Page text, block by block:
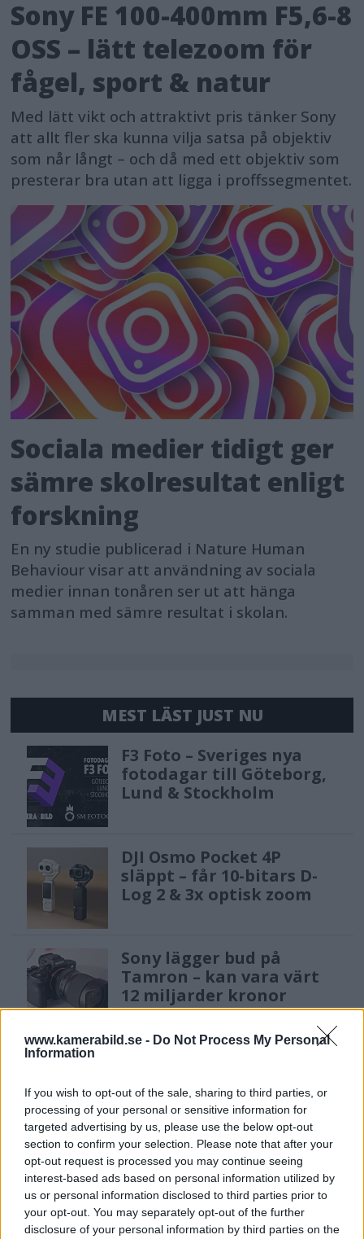
www.kamerabild.se - Do Not Process My Personal
Information
If you wish to opt-out of the sale, sharing to third parties, or
processing of your personal or sensitive information for
targeted advertising by us, please use the below opt-out
section to confirm your selection. Please note that after your
opt-out request is processed you may continue seeing
interest-based ads based on personal information utilized by
us or personal information disclosed to third parties prior to
your opt-out. You may separately opt-out of the further
disclosure of your personal information by third parties on the
Sony FE 100-400mm F5,6-8
OSS – lätt telezoom för
fågel, sport & natur
Med lätt vikt och attraktivt pris tänker Sony
att allt fler ska kunna vilja satsa på objektiv
som når långt – och då med ett objektiv som
presterar bra utan att ligga i proffssegmentet.
Sociala medier tidigt ger
sämre skolresultat enligt
forskning
En ny studie publicerad i Nature Human
Behaviour visar att användning av sociala
medier innan tonåren ser ut att hänga
samman med sämre resultat i skolan.
MEST LÄST JUST NU
F3 Foto – Sveriges nya
fotodagar till Göteborg,
Lund & Stockholm
DJI Osmo Pocket 4P
släppt – får 10-bitars D-
Log 2 & 3x optisk zoom
Sony lägger bud på
Tamron – kan vara värt
12 miljarder kronor
Sony RX10 V – ny
superzoom med 24–
600mm & AI-autofokus